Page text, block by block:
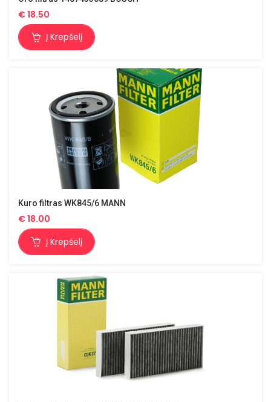
€18.50
Į Krepšelį
Kuro filtras WK845/6 MANN
€18.00
Į Krepšelį